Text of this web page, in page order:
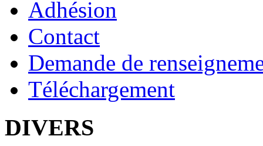
Adhésion
Contact
Demande de
Téléchargement
DIVERS